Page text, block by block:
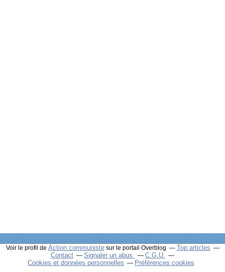
Voir le profil de Action communistesur le portail Overblog
Top articles
Contact
Signaler un abus
C.G.U.
Cookies et données personnelles
Préférences cookies